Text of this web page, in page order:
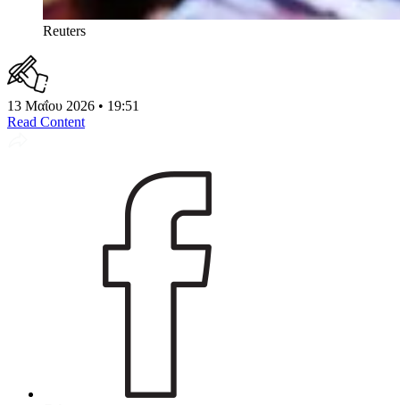
Reuters
13 Μαΐου 2026 • 19:51
Read Content